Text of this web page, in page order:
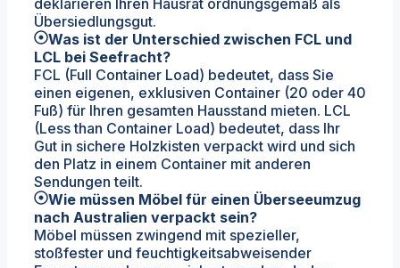
Übersiedlungsgut.
Was ist der Unterschied zwischen FCL und
LCL bei Seefracht?
FCL (Full Container Load) bedeutet, dass Sie
einen eigenen, exklusiven Container (20 oder 40
Fuß) für Ihren gesamten Hausstand mieten. LCL
(Less than Container Load) bedeutet, dass Ihr
Gut in sichere Holzkisten verpackt wird und sich
den Platz in einem Container mit anderen
Sendungen teilt.
Wie müssen Möbel für einen Überseeumzug
nach Australien verpackt sein?
Möbel müssen zwingend mit spezieller,
stoßfester und feuchtigkeitsabweisender